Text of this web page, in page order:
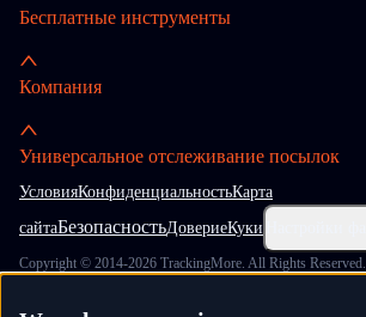
Бесплатные инструменты
Компания
Универсальное отслеживание посылок
УсловияКонфиденциальностьКарта
сайтаБезопасностьДовериеКуки
Copyright © 2014-2026 TrackingMore. All Rights Reserved.